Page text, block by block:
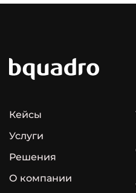
Кейсы
Услуги
Решения
О компании